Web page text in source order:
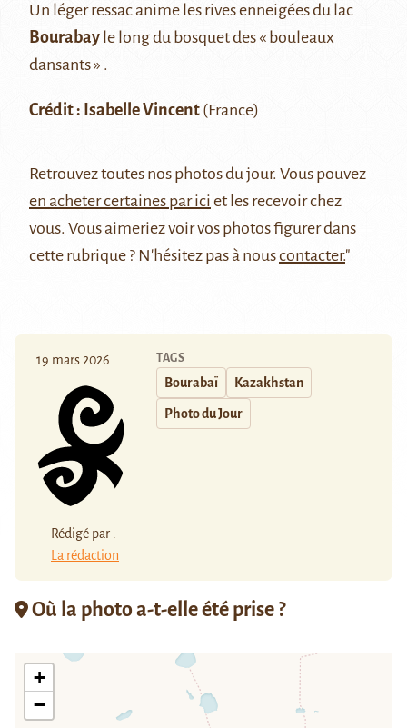
Un léger ressac anime les rives enneigées du lac
Bourabay le long du bosquet des « bouleaux
dansants » .
Crédit : Isabelle Vincent (France)
Retrouveztoutes nos photos du jour. Vous pouvez
en acheter certaines par ici et les recevoir chez
vous. Vous aimeriez voir vos photos figurer dans
cette rubrique ? N'hésitez pas à nouscontacter."
19 mars 2026
Rédigé par :
La rédaction
TAGS
Bourabaï Kazakhstan
Photo du Jour
Où la photo a-t-elle été prise ?
+
−